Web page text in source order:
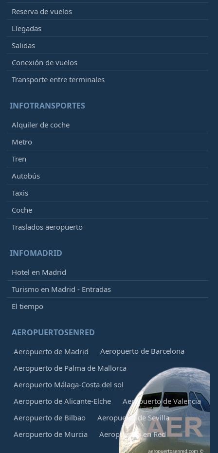
Reserva de vuelos
Llegadas
Salidas
Conexión de vuelos
Transporte entre terminales
INFOTRANSPORTES
Alquiler de coche
Metro
Tren
Autobús
Taxis
Coche
Traslados aeropuerto
INFOMADRID
Hotel en Madrid
Turismo en Madrid - Entradas
El tiempo
AEROPUERTOSENRED
Aeropuerto de Madrid
Aeropuerto de Barcelona
Aeropuerto de Palma de Mallorca
Aeropuerto Málaga-Costa del sol
Aeropuerto de Alicante-Elche
Aeropuerto de Valencia
Aeropuerto de Bilbao
Aeropuerto de Sevilla
Aeropuerto de Murcia
Aeropuertos en Red